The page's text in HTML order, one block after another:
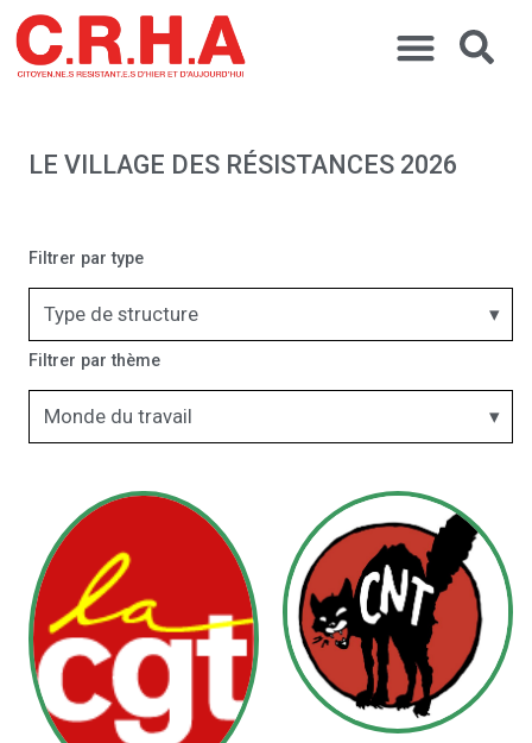
LE VILLAGE DES RÉSISTANCES 2026
Filtrer par type
Type de structure
Filtrer par thème
Monde du travail